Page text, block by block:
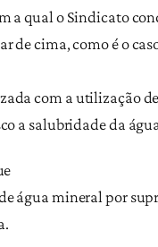
a qual o Sindicato
cima, como é o
com a utilização
a salubridade da
água mineral por